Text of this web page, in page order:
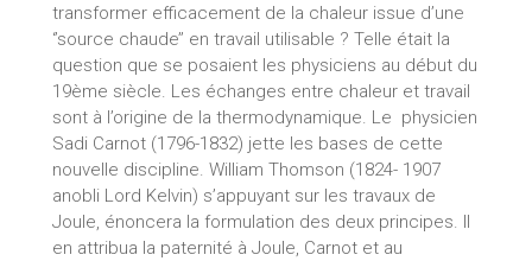
transformer efficacement de la chaleur issue d’une
‘’source chaude’’ en travail utilisable ? Telle était la
question que se posaient les physiciens au début du
19ème siècle. Les échanges entre chaleur et travail
sont à l’origine de la thermodynamique. Le physicien
Sadi Carnot (1796-1832) jette les bases de cette
nouvelle discipline. William Thomson (1824- 1907
anobli Lord Kelvin) s’appuyant sur les travaux de
Joule, énoncera la formulation des deux principes. Il
en attribua la paternité à Joule, Carnot et au